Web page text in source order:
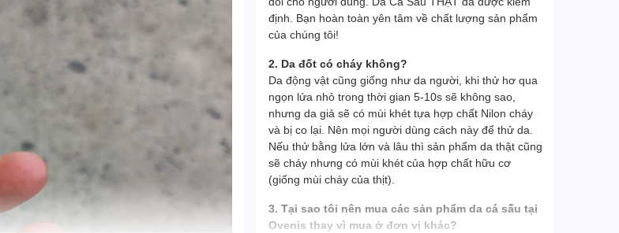
định. Bạn hoàn toàn yên tâm về chất lượng sản phẩm
của chúng tôi!
2. Da đốt có cháy không?
Da động vật cũng giống như da người, khi thử hơ qua
ngọn lửa nhỏ trong thời gian 5-10s sẽ không sao,
nhưng da giả sẽ có mùi khét tựa hợp chất Nilon cháy
và bị co lại. Nên mọi người dùng cách này để thử da.
Nếu thử bằng lửa lớn và lâu thì sản phẩm da thật cũng
sẽ cháy nhưng có mùi khét của hợp chất hữu cơ
(giống mùi cháy của thịt).
3. Tại sao tôi nên mua các sản phẩm da cá sấu tại
Ovenis thay vì mua ở đơn vị khác?